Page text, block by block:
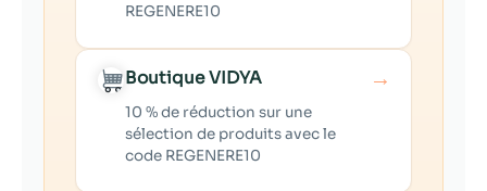
REGENERE10
Boutique VIDYA
10 % de réduction sur une
sélection de produits avec le
code REGENERE10
→